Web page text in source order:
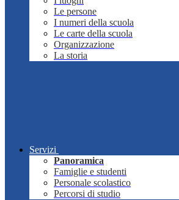
Le persone
I numeri della scuola
Le carte della scuola
Organizzazione
La storia
Servizi
Panoramica
Famiglie e studenti
Personale scolastico
Percorsi di studio